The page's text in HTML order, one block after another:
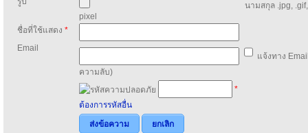
นามสกุล .jpg,
pixel
ชื่อที่ใช้แสดง *
Email
แจ้งทาง
ความลับ)
*
ต้องการรหัสอื่น
ส่งข้อความ
ยกเลิก